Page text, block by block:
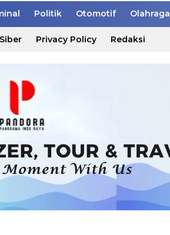
Politik Otomotif Olahraga
Privacy Policy Redaksi